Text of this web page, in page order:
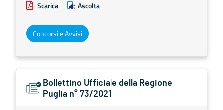
Scarica
Ascolta
Concorsi e Avvisi
Bollettino Ufficiale della Regione
Puglia n° 73/2021